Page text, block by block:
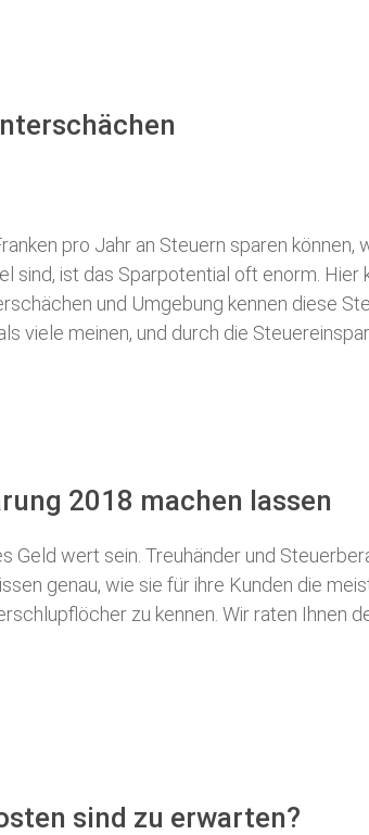
pro Jahr an Steuern sparen können,
sind, ist das Sparpotential oft enorm.
und Umgebung kennen diese
viele meinen, und durch die
2018 machen lassen
Geld wert sein. Treuhänder und
genau, wie sie für ihre Kunden die
zu kennen. Wir raten Ihnen
sind zu erwarten?